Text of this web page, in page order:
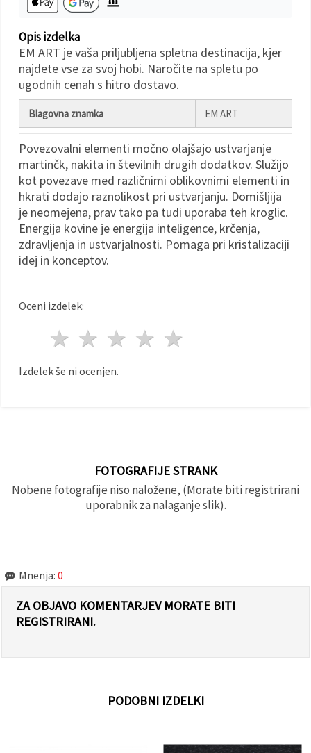
Opis izdelka
EM ART je vaša priljubljena spletna destinacija, kjer
najdete vse za svoj hobi. Naročite na spletu po
ugodnih cenah s hitro dostavo.
Blagovna znamka EM ART
Povezovalni elementi močno olajšajo ustvarjanje
martinčk, nakita in številnih drugih dodatkov. Služijo
kot povezave med različnimi oblikovnimi elementi in
hkrati dodajo raznolikost pri ustvarjanju. Domišljija
je neomejena, prav tako pa tudi uporaba teh kroglic.
Energija kovine je energija inteligence, krčenja,
zdravljenja in ustvarjalnosti. Pomaga pri kristalizaciji
idej in konceptov.
Oceni izdelek:
4 zvezde
3 zvezde
2 zvezde
1 zvezda
Izdelek še ni ocenjen.
FOTOGRAFIJE STRANK
Nobene fotografije niso naložene, (Morate biti registrirani
uporabnik za nalaganje slik).
Mnenja: 0
ZA OBJAVO KOMENTARJEV MORATE BITI
REGISTRIRANI.
PODOBNI IZDELKI